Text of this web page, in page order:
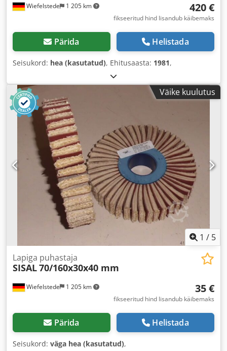
Wiefelstede 1 205 km 420 €
fikseeritud hind lisandub käibemaks
Pärida Helistada
Seisukord: hea (kasutatud), Ehitusaasta: 1981,
Väike kuulutus
1 / 5
Wiefelstede 1 205 km
Lapiga puhastaja
SISAL70/160x30x40 mm
35 €
fikseeritud hind lisandub käibemaks
Pärida Helistada
Seisukord: väga hea (kasutatud),